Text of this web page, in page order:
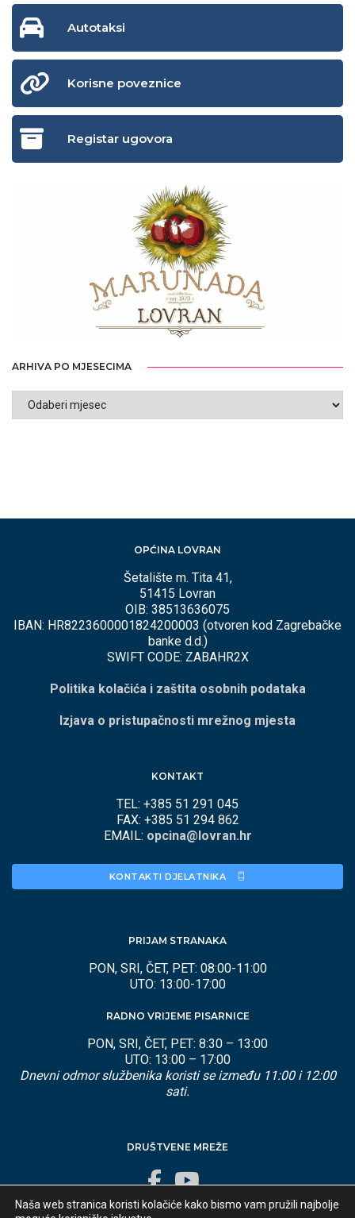
Autotaksi
Korisne poveznice
Registar ugovora
ARHIVA PO MJESECIMA
ARHIVA
OPĆINA LOVRAN
Šetalište m. Tita 41,
51415 Lovran
OIB: 38513636075
IBAN: HR8223600001824200003 (otvoren kod Zagrebačke
banke d.d.)
SWIFT CODE: ZABAHR2X
Politika kolačića i zaštita osobnih podataka
Izjava o pristupačnosti mrežnog mjesta
KONTAKT
TEL: +385 51 291 045
FAX: +385 51 294 862
EMAIL: opcina@lovran.hr
KONTAKTI DJELATNIKA
PRIJAM STRANAKA
PON, SRI, ČET, PET: 08:00-11:00
UTO: 13:00-17:00
RADNO VRIJEME PISARNICE
PON, SRI, ČET, PET: 8:30 – 13:00
UTO: 13:00 – 17:00
Dnevni odmor službenika koristi se između 11:00 i 12:00
sati.
DRUŠTVENE MREŽE
Naša web stranica koristi kolačiće kako bismo vam pružili najbolje